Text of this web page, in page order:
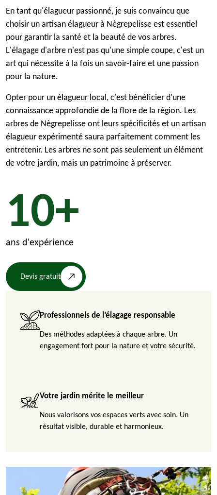
En tant qu'élagueur passionné, je suis convaincu que
choisir un artisan élagueur à Nègrepelisse est essentiel
pour garantir la santé et la beauté de vos arbres.
L'élagage d'arbre n'est pas qu'une simple coupe, c'est un
art qui nécessite à la fois un savoir-faire et une passion
pour la nature.
Opter pour un élagueur local, c'est bénéficier d'une
connaissance approfondie de la flore de la région. Les
arbres de Nègrepelisse ont leurs spécificités et un artisan
élagueur expérimenté saura parfaitement comment les
entretenir. Les arbres ne sont pas seulement un élément
de votre jardin, mais un patrimoine à préserver.
10+
ans d'expérience
Devis gratuit
Professionnels de l’élagage responsable
Des méthodes adaptées à chaque arbre. Un
engagement fort pour la nature et votre sécurité.
Votre jardin mérite le meilleur
Nous valorisons vos espaces verts avec soin. Un
résultat visible, durable et harmonieux.